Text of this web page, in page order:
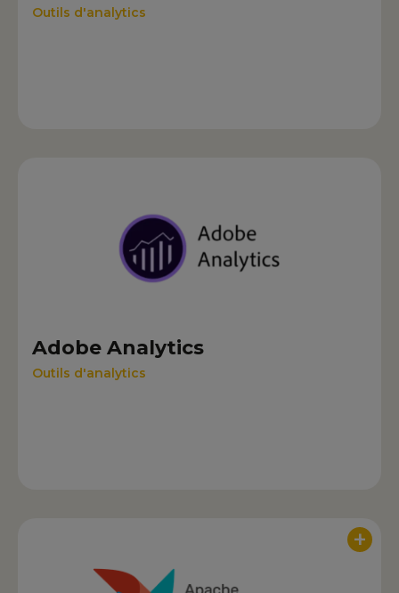
Outils d'analytics
Adobe Analytics
Outils d'analytics
+